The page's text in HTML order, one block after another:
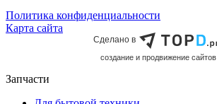
Политика конфиденциальности
Карта сайта
Сделано в
cоздание и продвижение сайтов
Запчасти